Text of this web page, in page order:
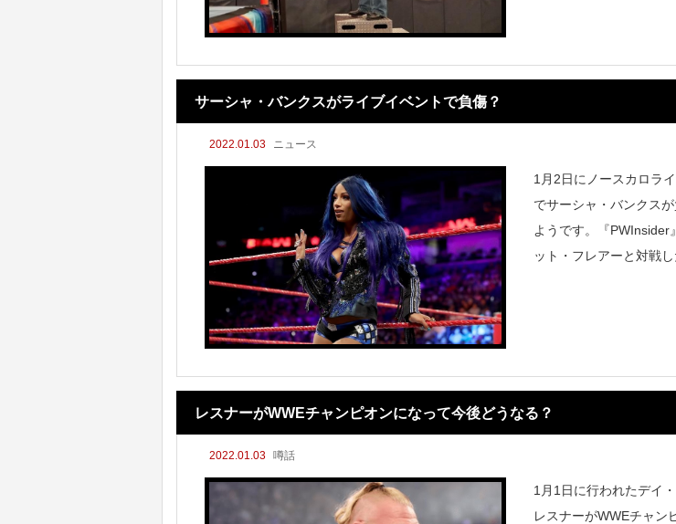
サーシャ・バンクスがライブイベントで負傷？
2022.01.03 ニュース
1月2日にノースカロラ
でサーシャ・バンクス
ようです。『PWInsider
ット・フレアーと対戦
レスナーがWWEチャンピオンになって今後どうなる？
2022.01.03 噂話
1月1日に行われたデイ
レスナーがWWEチャン